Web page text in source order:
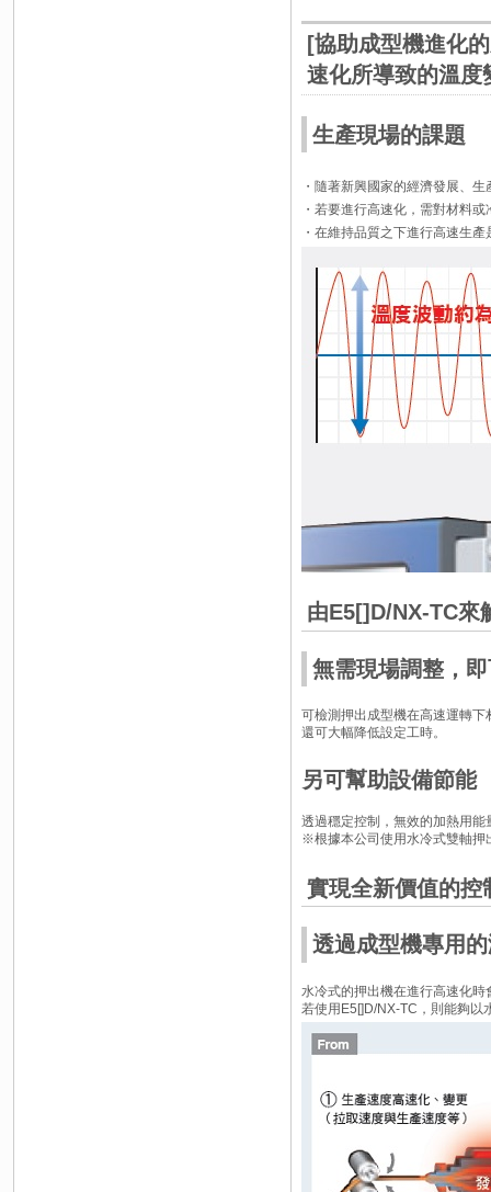
[協助成型機進化
速化所導致的溫度
生產現場的課題
・隨著新興國家的經濟發展、
・若要進行高速化，需對材料
・在維持品質之下進行高速生
由E5[]D/NX-TC來
無需現場調整，
可檢測押出成型機在高速運轉
還可大幅降低設定工時。
另可幫助設備節能
透過穩定控制，無效的加熱用
※根據本公司使用水冷式雙軸押
實現全新價值的控
透過成型機專用
水冷式的押出機在進行高速化
若使用E5[]D/NX-TC，則能夠以